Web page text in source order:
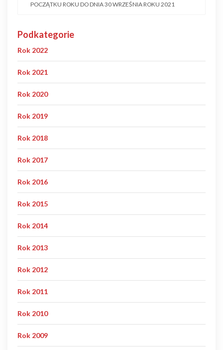
POCZĄTKU ROKU DO DNIA 30 WRZEŚNIA ROKU 2021
Podkategorie
Rok 2022
Rok 2021
Rok 2020
Rok 2019
Rok 2018
Rok 2017
Rok 2016
Rok 2015
Rok 2014
Rok 2013
Rok 2012
Rok 2011
Rok 2010
Rok 2009